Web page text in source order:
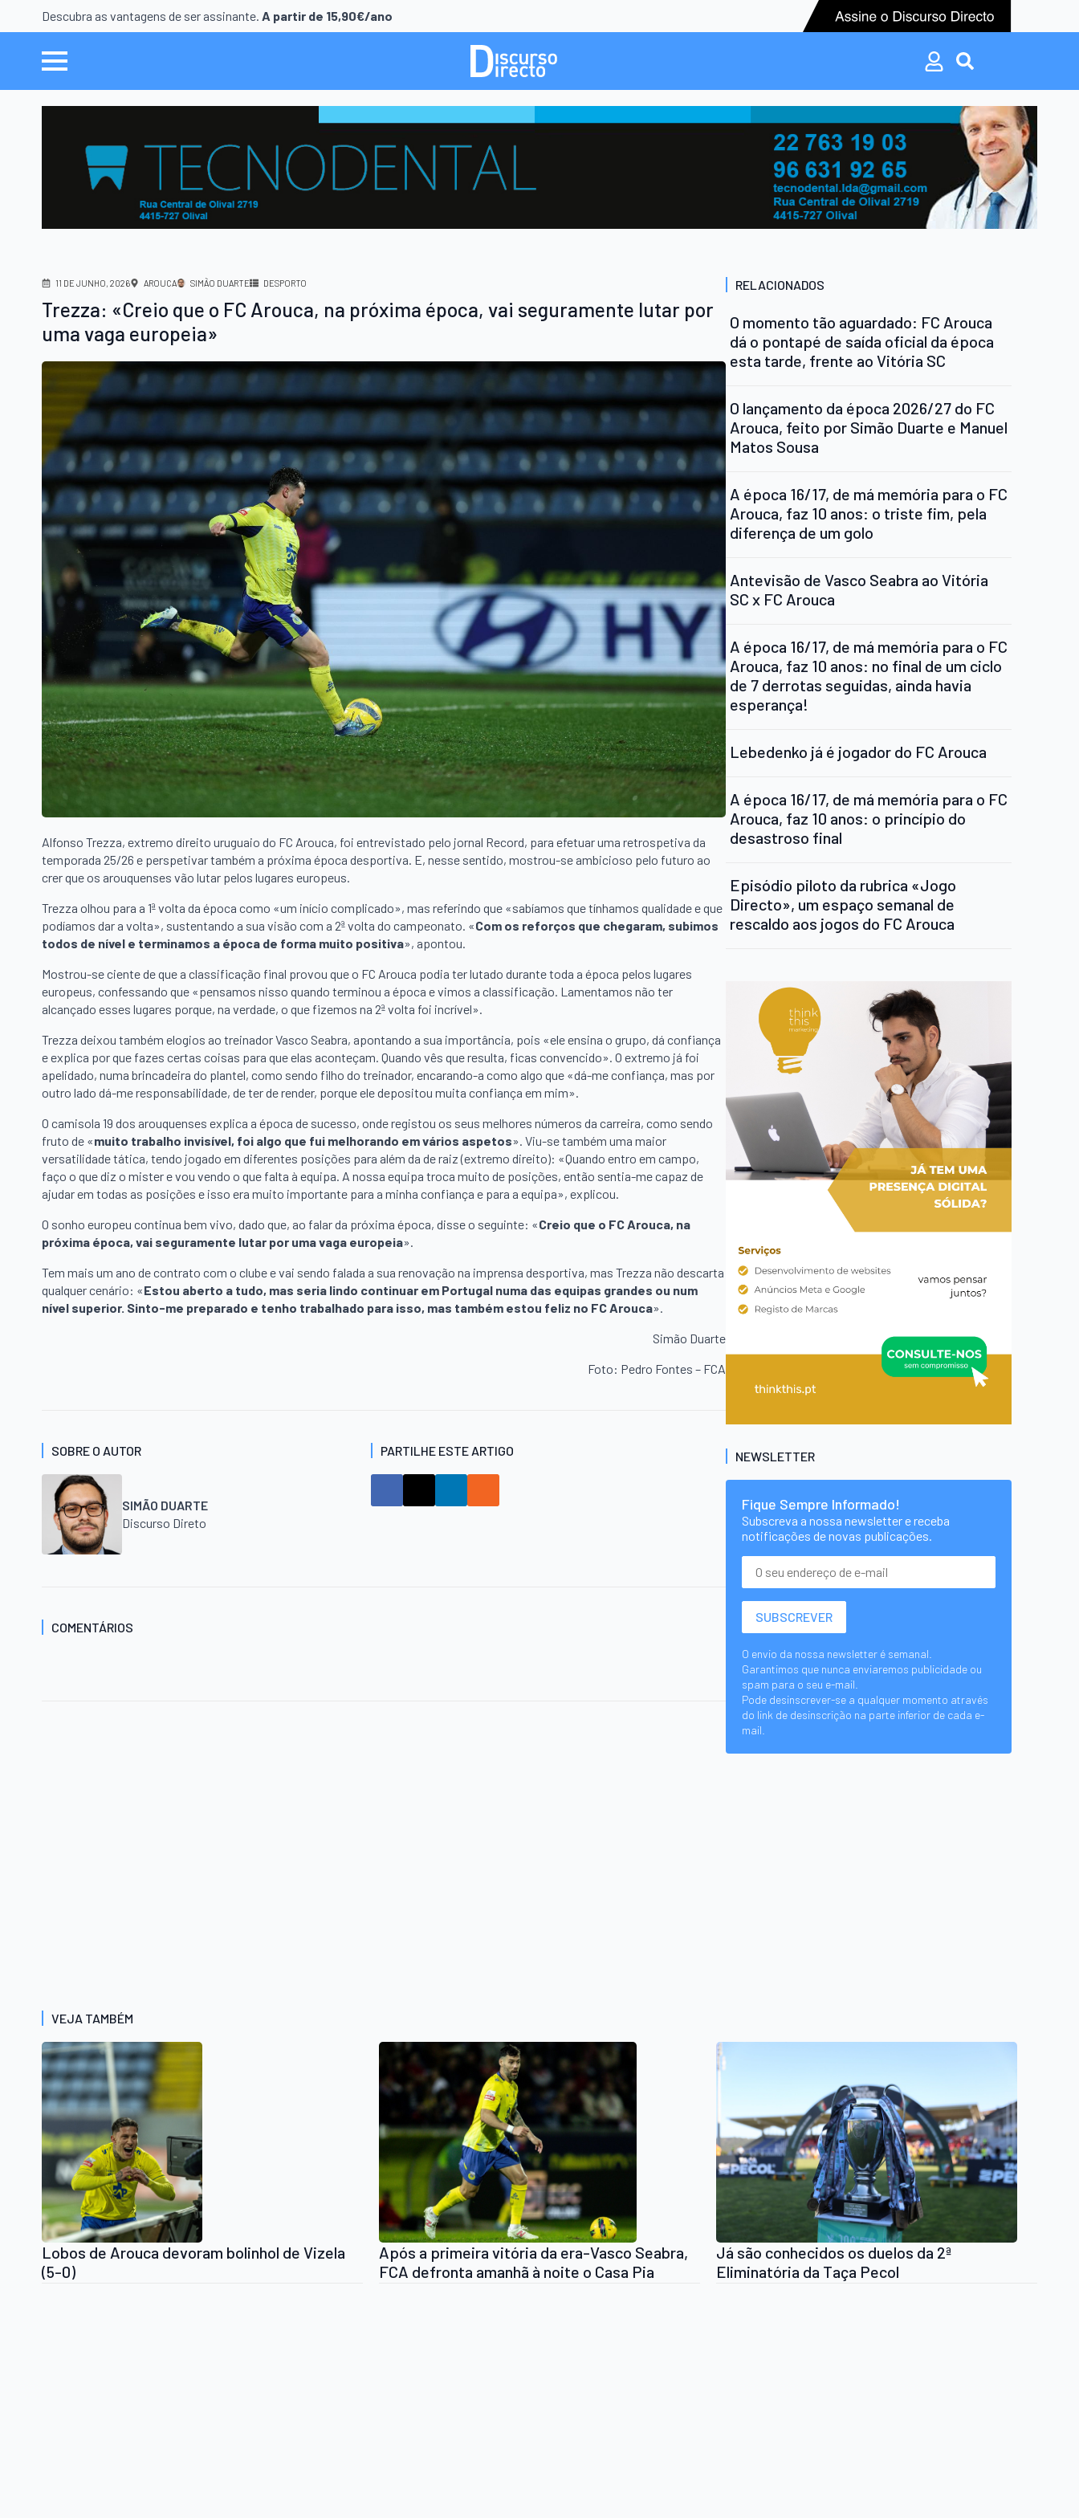
Descubra as vantagens de ser assinante. A partir de 15,90€/ano
Search
for:
Search
for:
11 DE JUNHO, 2026 AROUCA SIMÃO DUARTE DESPORTO
Trezza: «Creio que o FC Arouca, na próxima época, vai seguramente lutar por
uma vaga europeia»
Alfonso Trezza, extremo direito uruguaio do FC Arouca, foi entrevistado pelo jornal Record, para efetuar uma retrospetiva da
temporada 25/26 e perspetivar também a próxima época desportiva. E, nesse sentido, mostrou-se ambicioso pelo futuro ao
crer que os arouquenses vão lutar pelos lugares europeus.
Trezza olhou para a 1ª volta da época como «um início complicado», mas referindo que «sabíamos que tínhamos qualidade e que
podíamos dar a volta», sustentando a sua visão com a 2ª volta do campeonato. «Com os reforços que chegaram, subimos
todos de nível e terminamos a época de forma muito positiva», apontou.
Mostrou-se ciente de que a classificação final provou que o FC Arouca podia ter lutado durante toda a época pelos lugares
europeus, confessando que «pensamos nisso quando terminou a época e vimos a classificação. Lamentamos não ter
alcançado esses lugares porque, na verdade, o que fizemos na 2ª volta foi incrível».
Trezza deixou também elogios ao treinador Vasco Seabra, apontando a sua importância, pois «ele ensina o grupo, dá confiança
e explica por que fazes certas coisas para que elas aconteçam. Quando vês que resulta, ficas convencido». O extremo já foi
apelidado, numa brincadeira do plantel, como sendo filho do treinador, encarando-a como algo que «dá-me confiança, mas por
outro lado dá-me responsabilidade, de ter de render, porque ele depositou muita confiança em mim».
O camisola 19 dos arouquenses explica a época de sucesso, onde registou os seus melhores números da carreira, como sendo
fruto de «muito trabalho invisível, foi algo que fui melhorando em vários aspetos». Viu-se também uma maior
versatilidade tática, tendo jogado em diferentes posições para além da de raiz (extremo direito): «Quando entro em campo,
faço o que diz o mister e vou vendo o que falta à equipa. A nossa equipa troca muito de posições, então sentia-me capaz de
ajudar em todas as posições e isso era muito importante para a minha confiança e para a equipa», explicou.
O sonho europeu continua bem vivo, dado que, ao falar da próxima época, disse o seguinte: «Creio que o FC Arouca, na
próxima época, vai seguramente lutar por uma vaga europeia».
Tem mais um ano de contrato com o clube e vai sendo falada a sua renovação na imprensa desportiva, mas Trezza não descarta
qualquer cenário: «Estou aberto a tudo, mas seria lindo continuar em Portugal numa das equipas grandes ou num
nível superior. Sinto-me preparado e tenho trabalhado para isso, mas também estou feliz no FC Arouca».
Simão Duarte
Foto: Pedro Fontes – FCA
SOBRE O AUTOR
SIMÃO DUARTE
Discurso Direto
PARTILHE ESTE ARTIGO
COMENTÁRIOS
RELACIONADOS
O momento tão aguardado: FC Arouca
dá o pontapé de saída oficial da época
esta tarde, frente ao Vitória SC
O lançamento da época 2026/27 do FC
Arouca, feito por Simão Duarte e Manuel
Matos Sousa
A época 16/17, de má memória para o FC
Arouca, faz 10 anos: o triste fim, pela
diferença de um golo
Antevisão de Vasco Seabra ao Vitória
SC x FC Arouca
A época 16/17, de má memória para o FC
Arouca, faz 10 anos: no final de um ciclo
de 7 derrotas seguidas, ainda havia
esperança!
Lebedenko já é jogador do FC Arouca
A época 16/17, de má memória para o FC
Arouca, faz 10 anos: o princípio do
desastroso final
Episódio piloto da rubrica «Jogo
Directo», um espaço semanal de
rescaldo aos jogos do FC Arouca
NEWSLETTER
Fique Sempre Informado!
Subscreva a nossa newsletter e receba
notificações de novas publicações.
O envio da nossa newsletter é semanal.
Garantimos que nunca enviaremos publicidade ou
spam para o seu e-mail.
Pode desinscrever-se a qualquer momento através
do link de desinscrição na parte inferior de cada e-
mail.
VEJA TAMBÉM
Lobos de Arouca devoram bolinhol de Vizela
(5-0)
Após a primeira vitória da era-Vasco Seabra,
FCA defronta amanhã à noite o Casa Pia
Já são conhecidos os duelos da 2ª
Eliminatória da Taça Pecol